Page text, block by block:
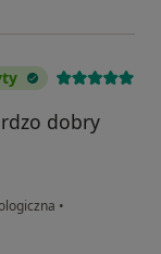
dobry
•